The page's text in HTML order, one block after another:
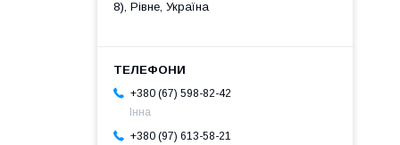
8), Рівне, Україна
+380 (67) 598-82-42
Інна
+380 (97) 613-58-21